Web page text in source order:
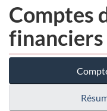
Comptes
financiers